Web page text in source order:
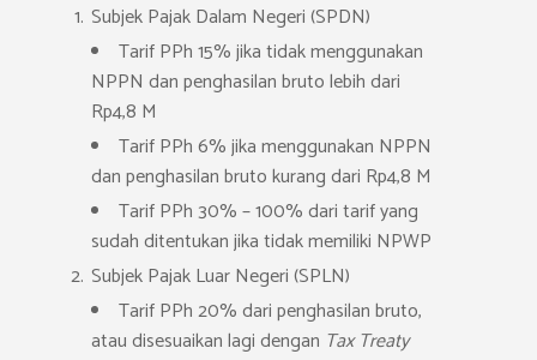
Subjek Pajak Dalam Negeri (SPDN)
Tarif PPh 15% jika tidak menggunakan
NPPN dan penghasilan bruto lebih dari
Rp4,8 M
Tarif PPh 6% jika menggunakan NPPN
dan penghasilan bruto kurang dari Rp4,8 M
Tarif PPh 30% – 100% dari tarif yang
sudah ditentukan jika tidak memiliki NPWP
Subjek Pajak Luar Negeri (SPLN)
Tarif PPh 20% dari penghasilan bruto,
atau disesuaikan lagi dengan Tax Treaty